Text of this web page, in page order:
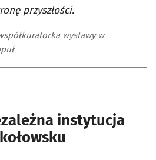
przyszłości.
wystawy w
instytucja